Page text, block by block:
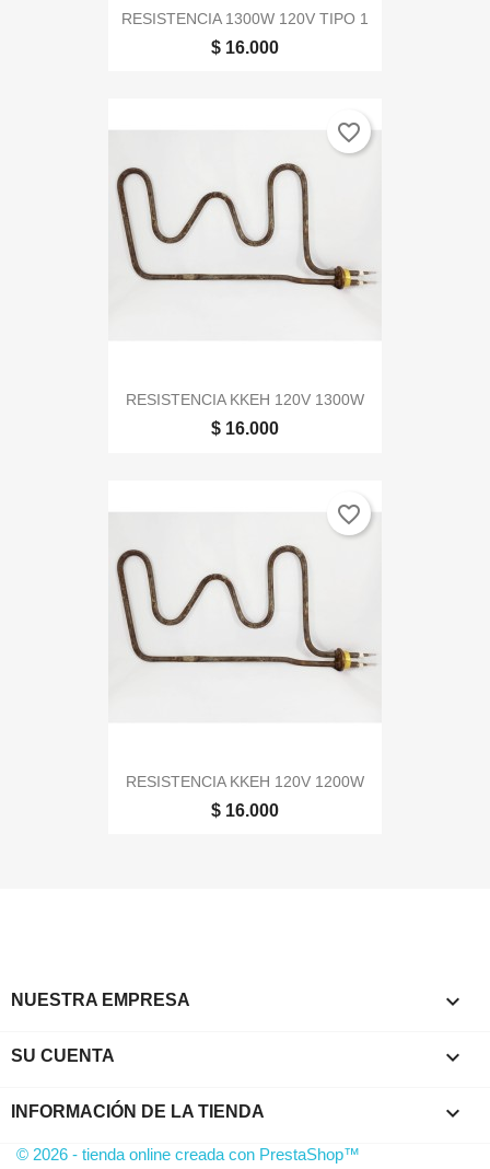
RESISTENCIA 1300W 120V TIPO 1
$ 16.000
RESISTENCIA KKEH 120V 1300W
$ 16.000
favorite_border
RESISTENCIA KKEH 120V 1200W
$ 16.000
favorite_border
NUESTRA EMPRESA 
SU CUENTA 
INFORMACIÓN DE LA TIENDA keyboard_arrow_down
© 2026 - tienda online creada con PrestaShop™